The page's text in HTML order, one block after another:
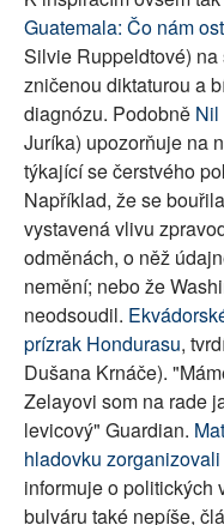
Guatemala: Čo nám
Silvie Ruppeldtové) na
zničenou diktaturou a
diagnózu. Podobně Nil
Juríka) upozorňuje na
týkající se čerstvého
Například, že se
vystavená vlivu
odměnách, o něž
nemění; nebo že
neodsoudil.
prízrak Hondurasu,
Dušana Krnáče).
Zelayovi som na rade
levicový" Guardian.
hladovku
informuje o politických
bulváru také nepíše,